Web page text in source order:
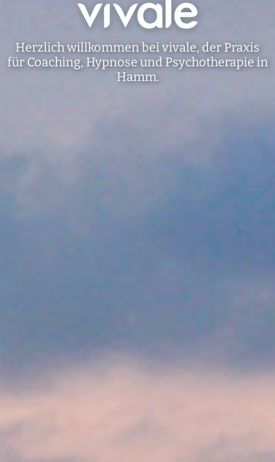
Herzlich willkommen bei vivale, der Praxis
für Coaching, Hypnose und Psychotherapie in
Hamm.